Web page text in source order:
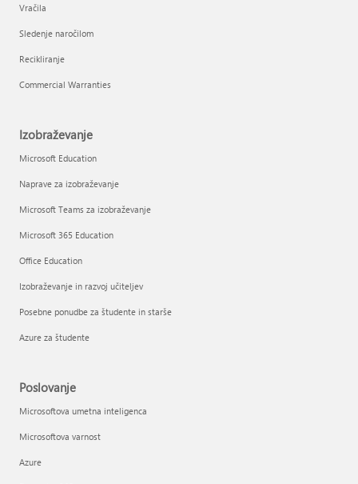
Vračila
Sledenje naročilom
Recikliranje
Commercial Warranties
Izobraževanje
Microsoft Education
Naprave za izobraževanje
Microsoft Teams za izobraževanje
Microsoft 365 Education
Office Education
Izobraževanje in razvoj učiteljev
Posebne ponudbe za študente in starše
Azure za študente
Poslovanje
Microsoftova umetna inteligenca
Microsoftova varnost
Azure